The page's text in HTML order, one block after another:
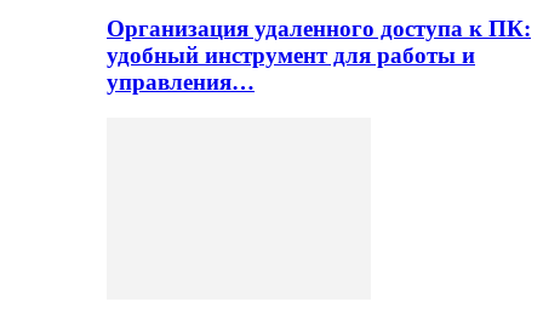
Организация удаленного доступа к ПК:
удобный инструмент для работы и
управления…